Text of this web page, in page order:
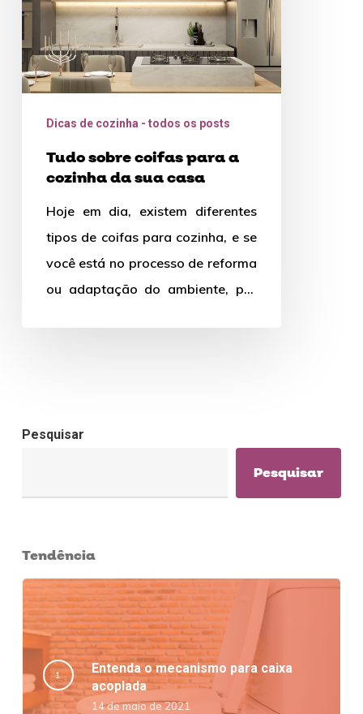
cozinha
da
sua
casa
Dicas de cozinha - todos os posts
Tudo sobre coifas para a
cozinha da sua casa
Hoje em dia, existem diferentes
tipos de coifas para cozinha, e se
você está no processo de reforma
ou adaptação do ambiente, por
Pesquisar
Pesquisar
Tendência
Entenda o mecanismo para caixa
acoplada
14 de maio de 2021